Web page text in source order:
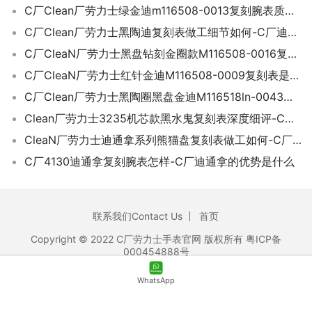
C厂Clean厂劳力士绿金迪m116508-0013复刻腕表质量深度评测-C厂迪通拿质量如何
C厂Clean厂劳力士黑陶迪复刻表做工细节如何-C厂迪通拿m116500ln-0002
C厂CleaN厂劳力士黑盘钻刻金圈款M116508-0016复刻表做工细节如何-C厂迪通拿
C厂CleaN厂劳力士红针金迪M116508-0009复刻表是否值得入手-C厂迪通拿怎么样
C厂Clean厂劳力士黑陶圈黑盘金迪M116518ln-0043复刻表做工质量如何-C厂迪
Clean厂劳力士3235机芯款黑水鬼复刻表深度细评-C厂黑水鬼41毫米款手表如何
CleaN厂劳力士迪通拿系列熊猫盘复刻表做工如何-C厂熊猫迪
C厂4130迪通拿复刻腕表怎样-C厂迪通拿的优势是什么
联系我们Contact Us
首页
Copyright © 2022 C厂劳力士手表官网 版权所有 粤ICP备
000454888号
WhatsApp